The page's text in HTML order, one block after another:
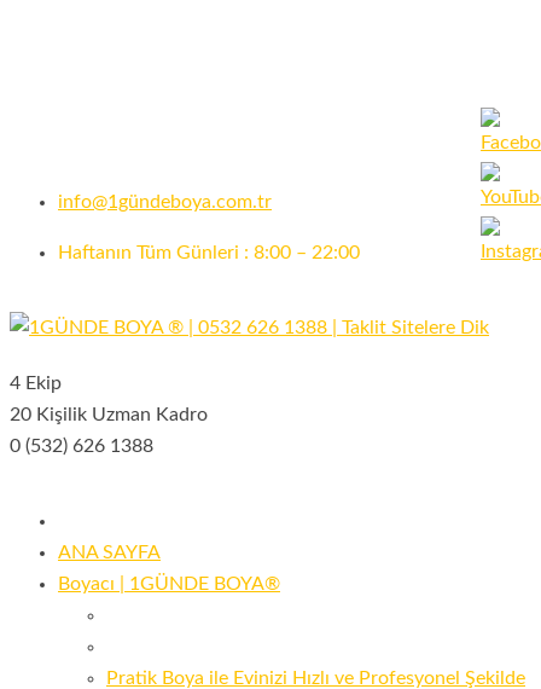
info@1gündeboya.com.tr
Haftanın Tüm Günleri : 8:00 – 22:00
4 Ekip
20 Kişilik Uzman Kadro
0 (532) 626 1388
ANA SAYFA
Boyacı | 1GÜNDE BOYA®
Pratik Boya ile Evinizi Hızlı ve Profesyonel Şekilde